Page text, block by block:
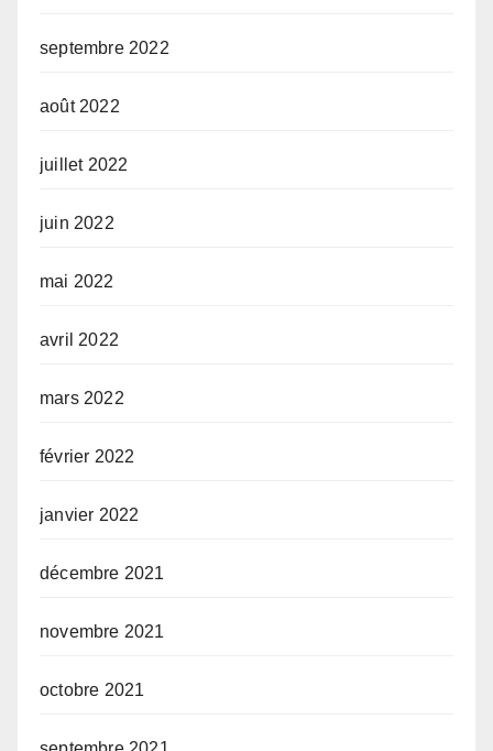
septembre 2022
août 2022
juillet 2022
juin 2022
mai 2022
avril 2022
mars 2022
février 2022
janvier 2022
décembre 2021
novembre 2021
octobre 2021